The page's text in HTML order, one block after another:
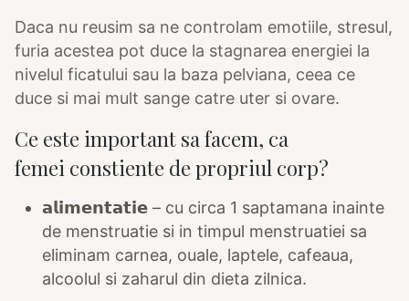
Daca nu reusim sa ne controlam emotiile, stresul,
furia acestea pot duce la stagnarea energiei la
nivelul ficatului sau la baza pelviana, ceea ce
duce si mai mult sange catre uter si ovare.
Ce este important sa facem, ca
femei constiente de propriul corp?
𝗮𝗹𝗶𝗺𝗲𝗻𝘁𝗮𝘁𝗶𝗲 – cu circa 1 saptamana inainte
de menstruatie si in timpul menstruatiei sa
eliminam carnea, ouale, laptele, cafeaua,
alcoolul si zaharul din dieta zilnica.